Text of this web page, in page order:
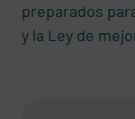
preparados
y la Ley de